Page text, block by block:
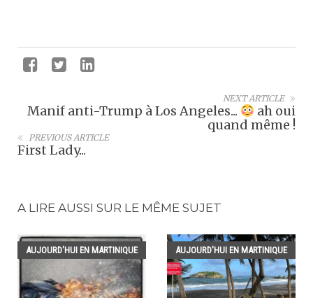
NEXT ARTICLE
Manif anti-Trump à Los Angeles...
ah oui
quand même !
PREVIOUS ARTICLE
First Lady...
A LIRE AUSSI SUR LE MÊME SUJET
AUJOURD'HUI EN MARTINIQUE AUJOURD'HUI EN MARTINIQUE